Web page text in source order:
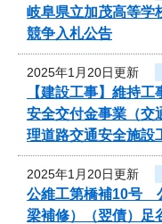
岐阜県立加茂高等学
競争入札公告
2025年1月20日更新
【建設工事】維持
安全交付金事業（
理道路交通安全施設
2025年1月20日更新
公維工第橋補10号
梁補修）（翌債）